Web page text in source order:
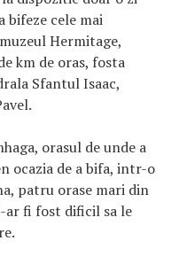
bifeze cele mai
Hermitage,
km de oras, fosta
Sfantul Isaac,
orasul de unde a
ocazia de a bifa, intr-o
patru orase mari din
ar fi fost dificil sa le